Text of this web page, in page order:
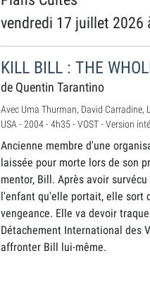
vendredi 17 juillet 2026
KILL BILL : THE
de Quentin Tarantino
Avec Uma Thurman, David Carradine,
USA - 2004 - 4h35 - VOST - Version
Ancienne membre d'une
laissée pour morte lors de son
mentor, Bill. Après avoir
l'enfant qu'elle portait, elle sort
vengeance. Elle va devoir
Détachement International des
affronter Bill lui-même.